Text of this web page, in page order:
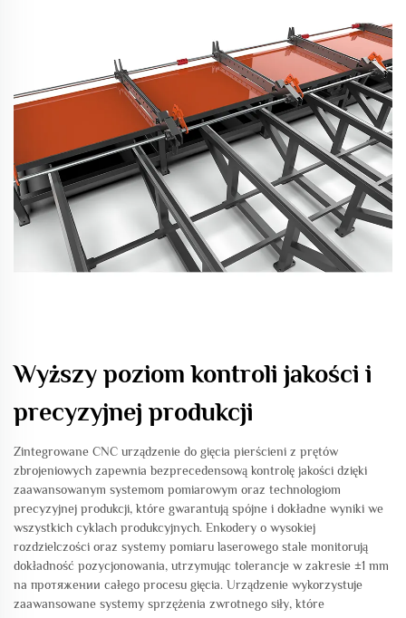
Wyższy poziom kontroli jakości i
precyzyjnej produkcji
Zintegrowane CNC urządzenie do gięcia pierścieni z prętów
zbrojeniowych zapewnia bezprecedensową kontrolę jakości dzięki
zaawansowanym systemom pomiarowym oraz technologiom
precyzyjnej produkcji, które gwarantują spójne i dokładne wyniki we
wszystkich cyklach produkcyjnych. Enkodery o wysokiej
rozdzielczości oraz systemy pomiaru laserowego stale monitorują
dokładność pozycjonowania, utrzymując tolerancje w zakresie ±1 mm
na протяжении całego procesu gięcia. Urządzenie wykorzystuje
zaawansowane systemy sprzężenia zwrotnego siły, które